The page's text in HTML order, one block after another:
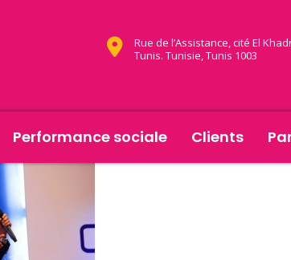
Rue de l’Assistance, cité El
Tunis. Tunisie, Tunis 1003
Performance sociale Clients